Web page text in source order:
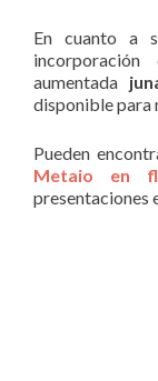
En cuanto a
aumentada
disponible para
Pueden
Metaio en
presentaciones